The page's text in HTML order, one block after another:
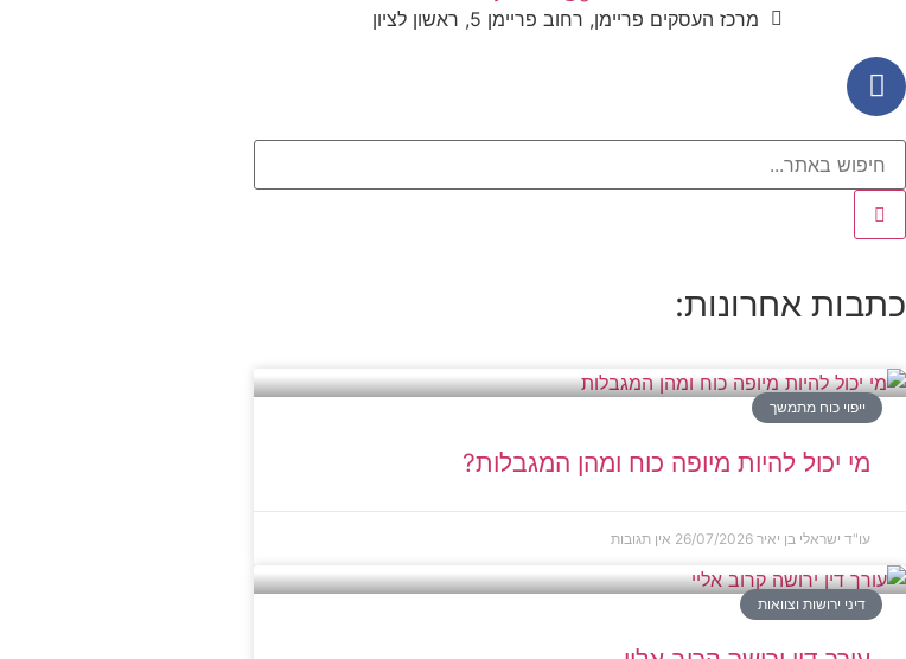
מרכז העסקים פריימן, רחוב פריימן 5, ראשון לציון
כתבות אחרונות:
ייפוי כוח מתמשך
מי יכול להיות מיופה כוח ומהן המגבלות?
עו"ד ישראלי בן יאיר 26/07/2026 אין תגובות
דיני ירושות וצוואות